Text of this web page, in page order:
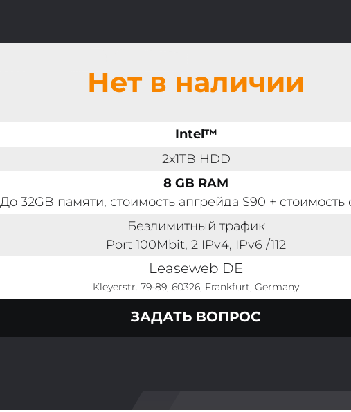
Нет в наличии
Intel™
2x1TB HDD
8 GB RAM
До 32GB памяти, стоимость апгрейда $90 + стоимость
Безлимитный трафик
Port 100Mbit, 2 IPv4, IPv6 /112
Leaseweb DE
Kleyerstr. 79-89, 60326, Frankfurt, Germany
ЗАДАТЬ ВОПРОС